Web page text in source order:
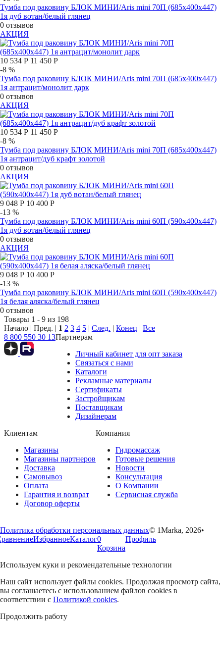
Тумба под раковину БЛОК МИНИ/Aris mini 70П (685х400х447)
1я дуб вотан/белый глянец
0 отзывов
АКЦИЯ
10 534 Р 11 450 Р
-8 %
Тумба под раковину БЛОК МИНИ/Aris mini 70П (685х400х447)
1я антрацит/монолит дарк
0 отзывов
АКЦИЯ
10 534 Р 11 450 Р
-8 %
Тумба под раковину БЛОК МИНИ/Aris mini 70П (685х400х447)
1я антрацит/дуб крафт золотой
0 отзывов
АКЦИЯ
9 048 Р 10 400 Р
-13 %
Тумба под раковину БЛОК МИНИ/Aris mini 60П (590х400х447)
1я дуб вотан/белый глянец
0 отзывов
АКЦИЯ
9 048 Р 10 400 Р
-13 %
Тумба под раковину БЛОК МИНИ/Aris mini 60П (590х400х447)
1я белая аляска/белый глянец
0 отзывов
Товары 1 - 9 из 198
Начало | Пред. | 1 2 3 4 5 | След. | Конец | Все
8 800 550 30 13Партнерам
Личный кабинет для опт заказа
Связаться с нами
Каталоги
Рекламные материалы
Сертификаты
Застройщикам
Поставщикам
Дизайнерам
Клиентам
Магазины
Магазины партнеров
Доставка
Самовывоз
Оплата
Гарантия и возврат
Договор оферты
Компания
Гидромассаж
Готовые решения
Новости
Консультация
О Компании
Сервисная служба
Политика обработки персональных данных© 1Marka, 2026•
ИзбранноеКаталог0
Корзина
Профиль
Используем куки и рекомендательные технологии
Наш сайт использует файлы cookies. Продолжая просмотр сайта,
вы соглашаетесь с использованием файлов cookies в
соответствии с Политикой cookies.
Продолжить работу